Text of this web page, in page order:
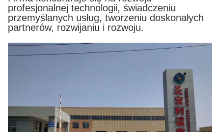
profesjonalnej technologii, świadczeniu
przemyślanych usług, tworzeniu doskonałych
partnerów, rozwijaniu i rozwoju.